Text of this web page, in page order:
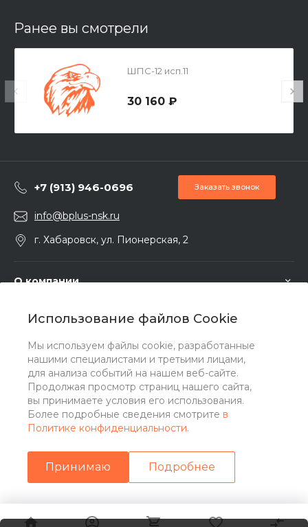
Использование файлов Cookie
Мы используем файлы cookie, разработанные
нашими специалистами и третьими лицами,
для анализа событий на нашем веб-сайте.
Продолжая просмотр страниц нашего сайта,
вы принимаете условия его использования.
Более подробные сведения смотрите в
Политике конфиденциальности.
Принимаю Подробнее
Ранее вы смотрели
ШПС-12 исп.11
30 160 ₽
+7 (913) 946-0696 Заказать звонок
info@bplus-nsk.ru
г. Хабаровск, ул. Пионерская, 2
О компании
Услуги
Помощь